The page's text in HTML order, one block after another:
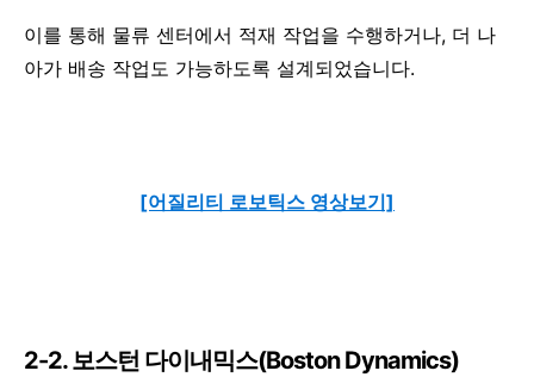
이를 통해 물류 센터에서 적재 작업을 수행하거나, 더 나
아가 배송 작업도 가능하도록 설계되었습니다.
[어질리티 로보틱스 영상보기]
2-2. 보스턴 다이내믹스(Boston Dynamics)